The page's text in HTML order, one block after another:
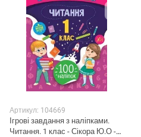
Артикул: 104669
Ігрові завдання з наліпками.
Читання. 1 клас - Сікора Ю.О -